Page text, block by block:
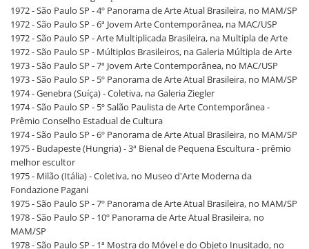
1972 - São Paulo SP - 4º Panorama de Arte Atual Brasileira, no MAM/SP
1972 - São Paulo SP - 6ª Jovem Arte Contemporânea, na MAC/USP
1972 - São Paulo SP - Arte Multiplicada Brasileira, na Multipla de Arte
1972 - São Paulo SP - Múltiplos Brasileiros, na Galeria Múltipla de Arte
1973 - São Paulo SP - 7ª Jovem Arte Contemporânea, no MAC/USP
1973 - São Paulo SP - 5º Panorama de Arte Atual Brasileira, no MAM/SP
1974 - Genebra (Suíça) - Coletiva, na Galeria Ziegler
1974 - São Paulo SP - 5º Salão Paulista de Arte Contemporânea -
Prêmio Conselho Estadual de Cultura
1974 - São Paulo SP - 6º Panorama de Arte Atual Brasileira, no MAM/SP
1975 - Budapeste (Hungria) - 3ª Bienal de Pequena Escultura - prêmio
melhor escultor
1975 - Milão (Itália) - Coletiva, no Museo d'Arte Moderna da
Fondazione Pagani
1975 - São Paulo SP - 7º Panorama de Arte Atual Brasileira, no MAM/SP
1978 - São Paulo SP - 10º Panorama de Arte Atual Brasileira, no
MAM/SP
1978 - São Paulo SP - 1ª Mostra do Móvel e do Objeto Inusitado, no